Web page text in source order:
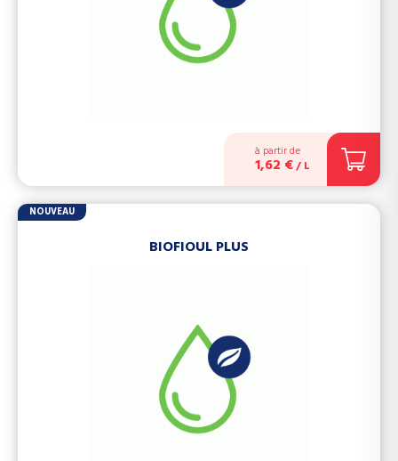
à partir de
1,62 €/ L
NOUVEAU
BIOFIOUL PLUS